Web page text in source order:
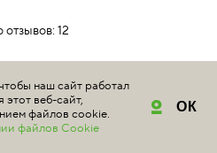
отзывов: 12
для обеспечения
комфорта и экологичности.
наш сайт работал
веб-сайт,
файлов cookie.
файлов Cookie
ОК